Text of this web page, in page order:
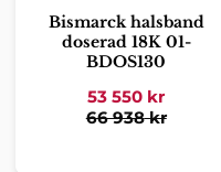
Bismarck halsband
doserad 18K 01-
BDOS130
53 550 kr
66 938kr